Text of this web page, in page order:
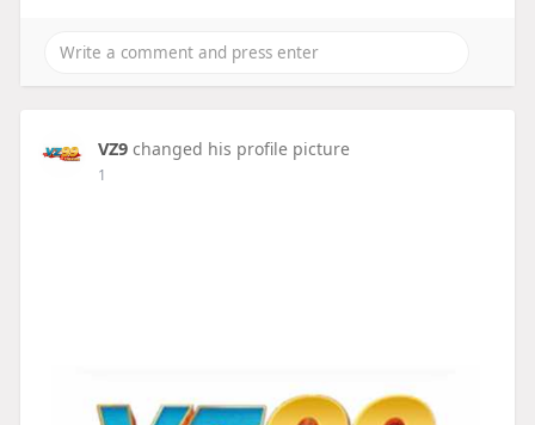
VZ9 changed his profile picture
1